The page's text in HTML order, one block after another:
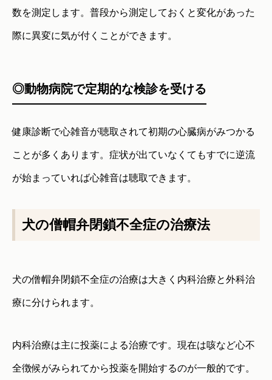
数を測定します。普段から測定しておくと変化があった
際に異変に気が付くことができます。
◎動物病院で定期的な検診を受ける
健康診断で心雑音が聴取されて初期の心臓病がみつかる
ことが多くあります。症状が出ていなくてもすでに逆流
が始まっていれば心雑音は聴取できます。
犬の僧帽弁閉鎖不全症の治療法
犬の僧帽弁閉鎖不全症の治療は大きく内科治療と外科治
療に分けられます。
内科治療は主に投薬による治療です。現在は咳など心不
全徴候がみられてから投薬を開始するのが一般的です。